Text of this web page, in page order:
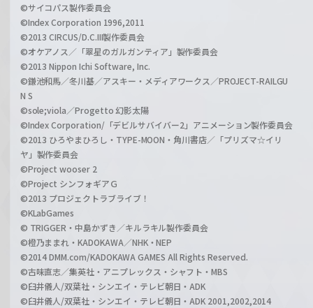
©サイコパス製作委員会
©Index Corporation 1996,2011
©2013 CIRCUS/D.C.III製作委員会
©オケアノス／「翠星のガルガンティア」製作委員会
©2013 Nippon Ichi Software, Inc.
©鎌池和馬／冬川基／アスキー・メディアワークス／PROJECT-RAILGU
N S
©sole;viola／Progetto 幻影太陽
©Index Corporation/「デビルサバイバー2」アニメーション製作委員会
©2013 ひろやまひろし・TYPE-MOON・角川書店／「プリズマ☆イリ
ヤ」製作委員会
©Project wooser 2
©Project シンフォギアＧ
©2013 プロジェクトラブライブ！
©KLabGames
© TRIGGER・中島かずき／キルラキル製作委員会
©橙乃ままれ・KADOKAWA／NHK・NEP
©2014 DMM.com/KADOKAWA GAMES All Rights Reserved.
©古味直志／集英社・アニプレックス・シャフト・MBS
©臼井儀人/双葉社・シンエイ・テレビ朝日・ADK
©臼井儀人/双葉社・シンエイ・テレビ朝日・ADK 2001,2002,2014